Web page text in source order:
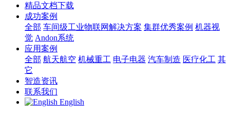
精品文档下载
成功案例
全部 车间级工业物联网解决方案 集群优秀案例 机器视
觉 Andon系统
应用案例
全部 航天航空 机械重工 电子电器 汽车制造 医疗化工 其
它
智造资讯
联系我们
English